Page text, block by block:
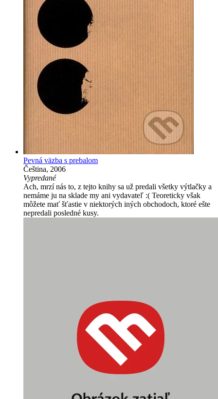
Pevná väzba s prebalom
Čeština, 2006
Vypredané
Ach, mrzí nás to, z tejto knihy sa už predali všetky výtlačky a
nemáme ju na sklade my ani vydavateľ :( Teoreticky však
môžete mať šťastie v niektorých iných obchodoch, ktoré ešte
nepredali posledné kusy.